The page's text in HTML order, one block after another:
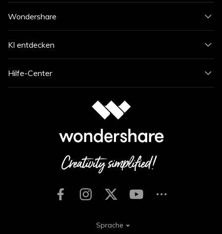
Wondershare
KI entdecken
Hilfe-Center
Sprache